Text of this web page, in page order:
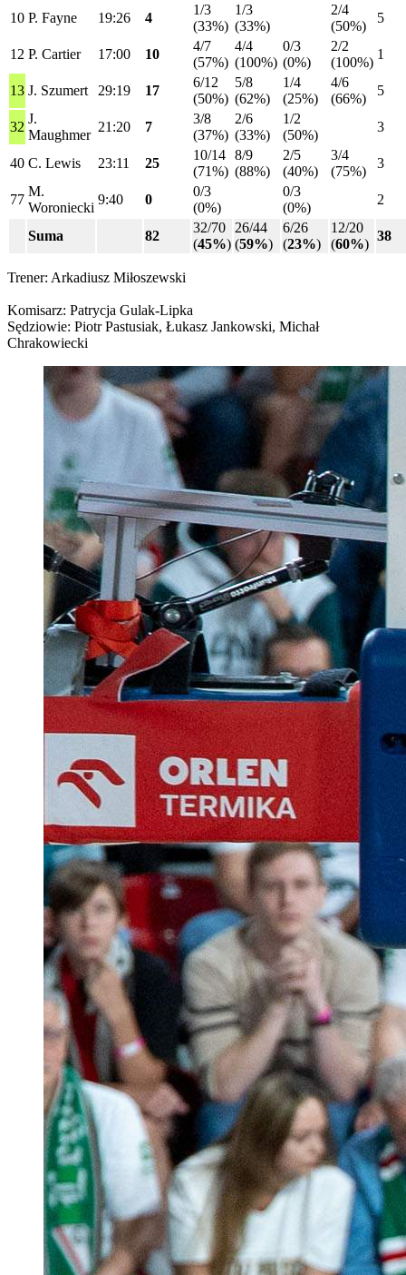
10 P. Fayne 19:26 4
1/3
(33%)
1/3
(33%)
2/4
(50%)
5
12 P. Cartier 17:00 10
4/7
(57%)
4/4
(100%)
0/3
(0%)
2/2
(100%)
1
13 J. Szumert 29:19 17
6/12
(50%)
5/8
(62%)
1/4
(25%)
4/6
(66%)
5
32
J.
Maughmer
21:20 7
3/8
(37%)
2/6
(33%)
1/2
(50%)
3
40 C. Lewis 23:11 25
10/14
(71%)
8/9
(88%)
2/5
(40%)
3/4
(75%)
3
77
M.
Woroniecki
9:40 0
0/3
(0%)
0/3
(0%)
2
Suma 82
32/70
(45%)
26/44
(59%)
6/26
(23%)
12/20
(60%)
38
Trener: Arkadiusz Miłoszewski
Komisarz: Patrycja Gulak-Lipka
Sędziowie: Piotr Pastusiak, Łukasz Jankowski, Michał
Chrakowiecki